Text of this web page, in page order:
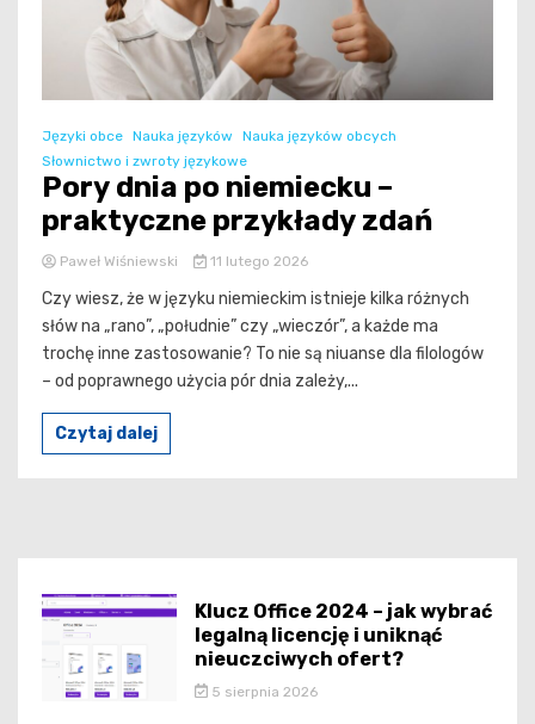
Języki obce Nauka języków
Nauka języków obcych
Słownictwo i zwroty językowe
Pory dnia po niemiecku –
praktyczne przykłady zdań
Paweł Wiśniewski 11 lutego 2026
Czy wiesz, że w języku niemieckim istnieje kilka różnych
słów na „rano”, „południe” czy „wieczór”, a każde ma
trochę inne zastosowanie? To nie są niuanse dla filologów
– od poprawnego użycia pór dnia zależy,...
Czytaj dalej
Klucz Office 2024 – jak wybrać
legalną licencję i uniknąć
nieuczciwych ofert?
5 sierpnia 2026